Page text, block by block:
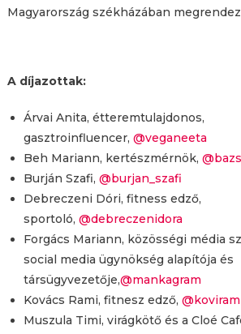
Magyarország székházában
A díjazottak:
Árvai Anita, étteremtulajdonos,
gasztroinfluencer, @veganeeta
Beh Mariann, kertészmérnök,
Burján Szafi, @burjan_szafi
Debreczeni Dóri, fitness edző,
sportoló, @debreczenidora
Forgács Mariann, közösségi média
social media ügynökség alapítója és
társügyvezetője,@mankagram
Kovács Rami, fitnesz edző,
Muszula Timi, virágkötő és a Cloé